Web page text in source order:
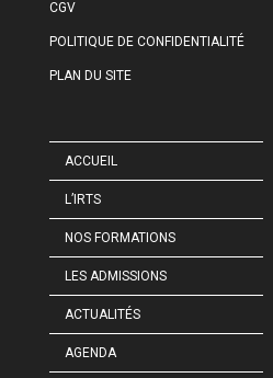
CGV
POLITIQUE DE CONFIDENTIALITÉ
PLAN DU SITE
ACCUEIL
L’IRTS
NOS FORMATIONS
LES ADMISSIONS
ACTUALITÉS
AGENDA